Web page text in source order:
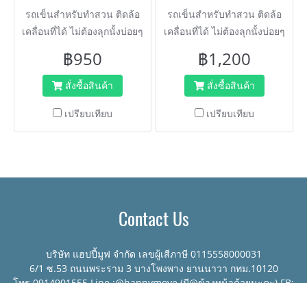
รถเข็นสำหรับทำสวน ติดล้อ
เคลื่อนที่ได้ ไม่ต้องลุกนั้งบ่อยๆ
ปลอดภัยไร้รอยคม หมุนคล่อง
ตัว 360 องศา ใช้งานง่ายทน
แดดทนฝน เคลื่อนที่ได้แม้ขณะ
นั้งอยู่
฿950
สั่งซื้อสินค้า
เปรียบเทียบ
รถเข็นสำหรับทำสวน ติดล้อ
เคลื่อนที่ได้ ไม่ต้องลุกนั้งบ่อยๆ
ปลอดภัยไร้รอยคม หมุนคล่อง
ตัว 360 องศา ใช้งานง่ายทน
แดดทนฝน เคลื่อนที่ได้แม้ขณะ
นั้งอยู่ เบาะนุ่มนั้งสบาย ปรับ
ระดับความสูงต่ำได้
฿1,200
สั่งซื้อสินค้า
เปรียบเทียบ
Contact Us
บริษัท แฮปปี้มูฟ จำกัด เลขผู้เสีภาษี 0115558000031
6/1 ซ.53 ถนนพระราม 3 บางโพงพาง ยานนาวา กทม.10120